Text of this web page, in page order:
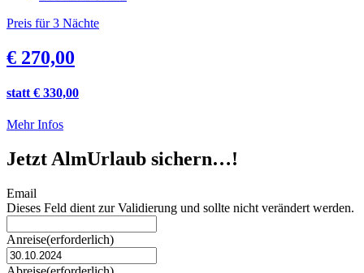
Preis für 3 Nächte
€ 270,00
statt € 330,00
Mehr Infos
Jetzt AlmUrlaub sichern…!
Email
Dieses Feld dient zur Validierung und sollte nicht verändert werden.
Anreise(erforderlich)
Punkt